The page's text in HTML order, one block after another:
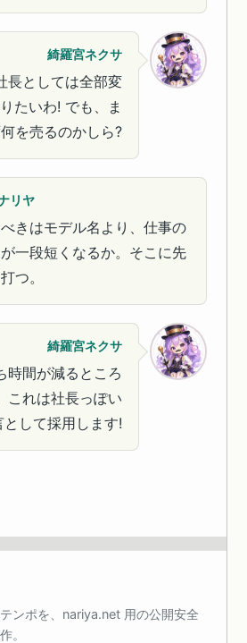
綺羅宮ネクサ
長としては全部変
たいわ! でも、ま
を売るのかしら?
リヤ
きはモデル名より、仕事の
一段短くなるか。そこに先
つ。
綺羅宮ネクサ
時間が減るところ
これは社長っぽい
として採用します!
ンポを、nariya.net 用の公開安全
。